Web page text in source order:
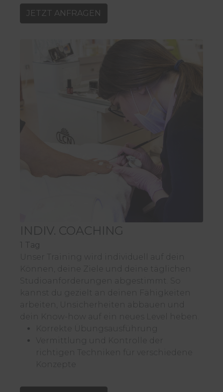
JETZT ANFRAGEN
INDIV. COACHING
1 Tag
Unser Training wird individuell auf dein
Können, deine Ziele und deine täglichen
Studioanforderungen abgestimmt. So
kannst du gezielt an deinen Fähigkeiten
arbeiten, Unsicherheiten abbauen und
dein Know-how auf ein neues Level heben.
Korrekte Übungsausführung
Vermittlung und Kontrolle der
richtigen Techniken für verschiedene
Konzepte